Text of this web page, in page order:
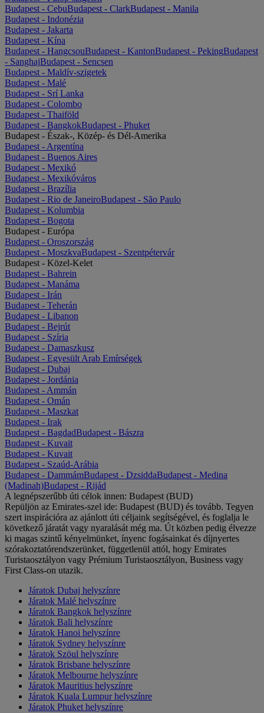
Budapest - CebuBudapest - ClarkBudapest - Manila
Budapest - Indonézia
Budapest - Jakarta
Budapest - Kína
Budapest - HangcsouBudapest - KantonBudapest - PekingBudapest
- SanghajBudapest - Sencsen
Budapest - Maldív-szigetek
Budapest - Malé
Budapest - Srí Lanka
Budapest - Colombo
Budapest - Thaiföld
Budapest - BangkokBudapest - Phuket
Budapest - Észak-, Közép- és Dél-Amerika
Budapest - Argentína
Budapest - Buenos Aires
Budapest - Mexikó
Budapest - Mexikóváros
Budapest - Brazília
Budapest - Rio de JaneiroBudapest - São Paulo
Budapest - Kolumbia
Budapest - Bogota
Budapest - Európa
Budapest - Oroszország
Budapest - MoszkvaBudapest - Szentpétervár
Budapest - Közel-Kelet
Budapest - Bahrein
Budapest - Manáma
Budapest - Irán
Budapest - Teherán
Budapest - Libanon
Budapest - Bejrút
Budapest - Szíria
Budapest - Damaszkusz
Budapest - Egyesült Arab Emírségek
Budapest - Dubaj
Budapest - Jordánia
Budapest - Ammán
Budapest - Omán
Budapest - Maszkat
Budapest - Irak
Budapest - BagdadBudapest - Bászra
Budapest - Kuvait
Budapest - Kuvait
Budapest - Szaúd-Arábia
Budapest - DammámBudapest - DzsiddaBudapest - Medina
(Madinah)Budapest - Rijád
A legnépszerűbb úti célok innen: Budapest (BUD)
Repüljön az Emirates-szel ide: Budapest (BUD) és tovább. Tegyen
szert inspirációra az ajánlott úti céljaink segítségével, és foglalja le
következő járatát vagy nyaralását még ma. Út közben pedig élvezze
ki magas szintű kényelmünket, ínyenc fogásainkat és díjnyertes
szórakoztatórendszerünket, függetlenül attól, hogy Emirates
Turistaosztályon vagy Prémium Turistaosztályon, Business vagy
First Class-on utazik.
Járatok Dubaj helyszínre
Járatok Malé helyszínre
Járatok Bangkok helyszínre
Járatok Bali helyszínre
Járatok Hanoi helyszínre
Járatok Sydney helyszínre
Járatok Szöul helyszínre
Járatok Brisbane helyszínre
Járatok Melbourne helyszínre
Járatok Mauritius helyszínre
Járatok Kuala Lumpur helyszínre
Járatok Phuket helyszínre